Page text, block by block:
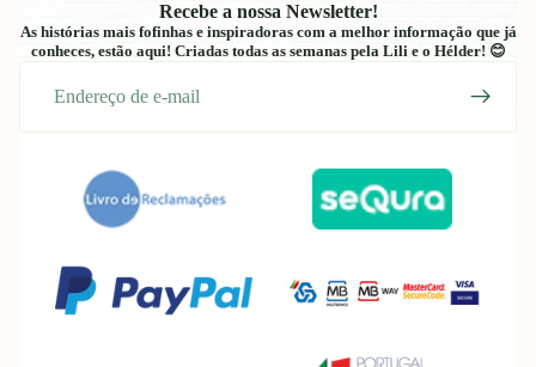
Recebe a nossa Newsletter!
As histórias mais fofinhas e inspiradoras com a melhor informação que já
conheces, estão aqui! Criadas todas as semanas pela Lili e o Hélder! 😊